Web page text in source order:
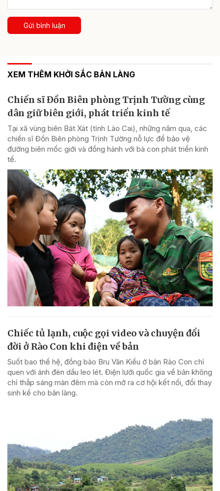
Gửi bình luận
XEM THÊM KHỞI SẮC BẢN LÀNG
Chiến sĩ Đồn Biên phòng Trịnh Tường cùng
dân giữ biên giới, phát triển kinh tế
Tại xã vùng biên Bát Xát (tỉnh Lào Cai), những năm qua, các
chiến sĩ Đồn Biên phòng Trịnh Tường nỗ lực để bảo vệ
đường biên mốc giới và đồng hành với bà con phát triển kinh
tế.
Chiếc tủ lạnh, cuộc gọi video và chuyện đổi
đời ở Rào Con khi điện về bản
Suốt bao thế hệ, đồng bào Bru Vân Kiều ở bản Rào Con chỉ
quen với ánh đèn dầu leo lét. Điện lưới quốc gia về bản không
chỉ thắp sáng màn đêm mà còn mở ra cơ hội kết nối, đổi thay
sinh kế cho bản làng.